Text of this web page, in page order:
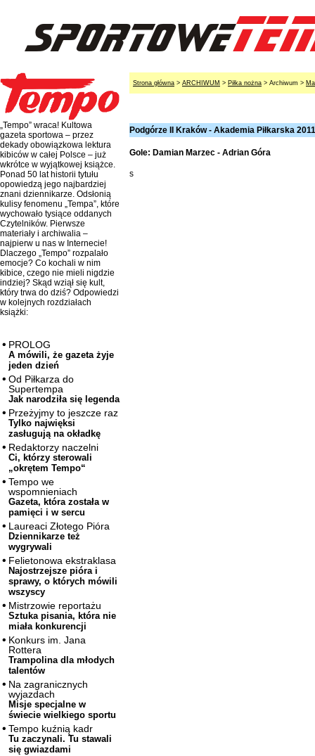
„Tempo” wraca! Kultowa
gazeta sportowa – przez
dekady obowiązkowa lektura
kibiców w całej Polsce – już
wkrótce w wyjątkowej książce.
Ponad 50 lat historii tytułu
opowiedzą jego najbardziej
znani dziennikarze. Odsłonią
kulisy fenomenu „Tempa”, które
wychowało tysiące oddanych
Czytelników. Pierwsze
materiały i archiwalia –
najpierw u nas w Internecie!
Dlaczego „Tempo” rozpalało
emocje? Co kochali w nim
kibice, czego nie mieli nigdzie
indziej? Skąd wziął się kult,
który trwa do dziś? Odpowiedzi
w kolejnych rozdziałach
książki:
PROLOG
A mówili, że gazeta żyje
jeden dzień
Od Piłkarza do
Supertempa
Jak narodziła się legenda
Przeżyjmy to jeszcze raz
Tylko najwięksi
zasługują na okładkę
Redaktorzy naczelni
Ci, którzy sterowali
„okrętem Tempo“
Tempo we
wspomnieniach
Gazeta, która została w
pamięci i w sercu
Laureaci Złotego Pióra
Dziennikarze też
wygrywali
Felietonowa ekstraklasa
Najostrzejsze pióra i
sprawy, o których mówili
wszyscy
Mistrzowie reportażu
Sztuka pisania, która nie
miała konkurencji
Konkurs im. Jana
Rottera
Trampolina dla młodych
talentów
Na zagranicznych
wyjazdach
Misje specjalne w
świecie wielkiego sportu
Tempo kuźnią kadr
Tu zaczynali. Tu stawali
się gwiazdami
Strona główna > ARCHIWUM > Piłka nożna > Archiwum >
Podgórze II Kraków - Akademia Piłkarska
Gole: Damian Marzec - Adrian Góra
s